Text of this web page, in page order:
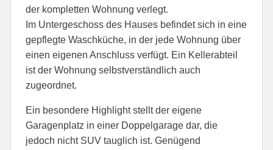
der kompletten Wohnung verlegt.
Im Untergeschoss des Hauses befindet sich in eine
gepflegte Waschküche, in der jede Wohnung über
einen eigenen Anschluss verfügt. Ein Kellerabteil
ist der Wohnung selbstverständlich auch
zugeordnet.
Ein besondere Highlight stellt der eigene
Garagenplatz in einer Doppelgarage dar, die
jedoch nicht SUV tauglich ist. Genügend